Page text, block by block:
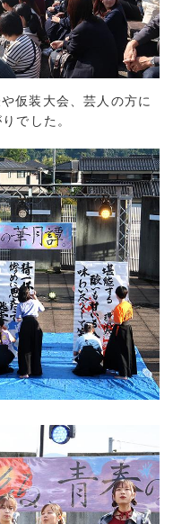
仮装大会、芸人の方に
でした。